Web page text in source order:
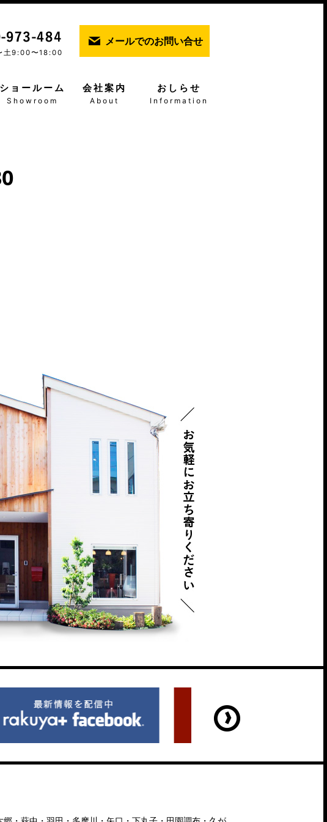
土9:00〜18:00
メールでのお問い合せ
ショールーム
Showroom
会社案内
About
おしらせ
Information